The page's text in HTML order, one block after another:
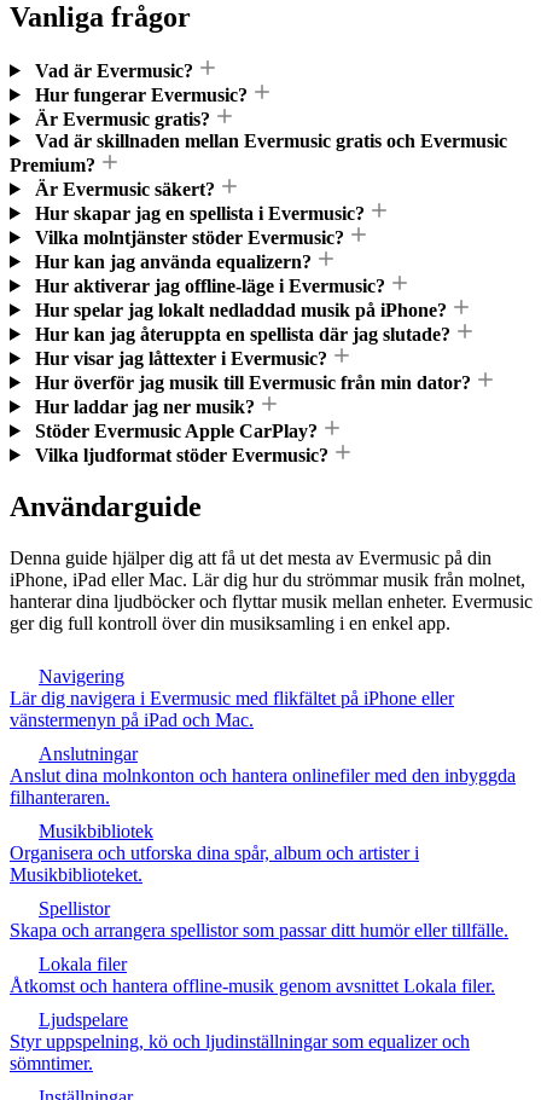
Vanliga frågor
Vad är Evermusic?
Hur fungerar Evermusic?
Är Evermusic gratis?
Vad är skillnaden mellan Evermusic gratis och Evermusic
Premium?
Är Evermusic säkert?
Hur skapar jag en spellista i Evermusic?
Vilka molntjänster stöder Evermusic?
Hur kan jag använda equalizern?
Hur aktiverar jag offline-läge i Evermusic?
Hur spelar jag lokalt nedladdad musik på iPhone?
Hur kan jag återuppta en spellista där jag slutade?
Hur visar jag låttexter i Evermusic?
Hur överför jag musik till Evermusic från min dator?
Hur laddar jag ner musik?
Stöder Evermusic Apple CarPlay?
Vilka ljudformat stöder Evermusic?
Användarguide
Denna guide hjälper dig att få ut det mesta av Evermusic på din
iPhone, iPad eller Mac. Lär dig hur du strömmar musik från molnet,
hanterar dina ljudböcker och flyttar musik mellan enheter. Evermusic
ger dig full kontroll över din musiksamling i en enkel app.
Navigering
Lär dig navigera i Evermusic med flikfältet på iPhone eller
vänstermenyn på iPad och Mac.
Anslutningar
Anslut dina molnkonton och hantera onlinefiler med den inbyggda
filhanteraren.
Musikbibliotek
Organisera och utforska dina spår, album och artister i
Musikbiblioteket.
Spellistor
Skapa och arrangera spellistor som passar ditt humör eller tillfälle.
Lokala filer
Åtkomst och hantera offline-musik genom avsnittet Lokala filer.
Ljudspelare
Styr uppspelning, kö och ljudinställningar som equalizer och
sömntimer.